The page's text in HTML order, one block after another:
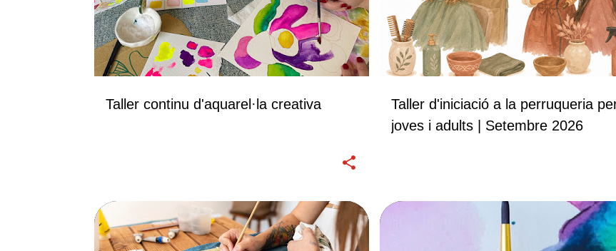
Taller continu d'aquarel·la creativa
Taller d'iniciació a la perruqueria
joves i adults | Setembre 2026
CURSOS